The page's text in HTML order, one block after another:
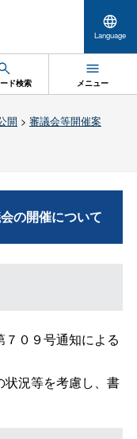
Language
ド検索 メニュー
開 > 審議会等開催案
の開催について
０９号通知による
状況等を考慮し、書